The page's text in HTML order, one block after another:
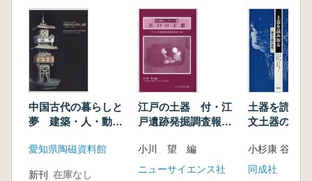
第1節 近現代遺跡出土のガラス瓶
第2節 遺跡の性格と出土ガラス瓶
第6章 ガラス瓶の諸相
第1節 ガラス瓶の形態と機能
第2節 ガラス瓶の用途と色調
第3節 ガラス瓶のデザインと記号
第4節 流用されるガラス瓶
第5節 消えゆくガラス瓶
文 献
参考資料
中国古代の暮らしと
夢 建築・人・動
の理想郷
愛知県陶磁資料館
新刊 在庫なし
江戸の土器 付・江
戸遺跡発掘調査報告
小川 望 編
ニューサイエンス社
土器を読み
文土器の情報
同成社